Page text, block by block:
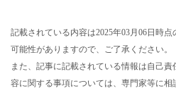
記載されている内容は2025年03月06日時
可能性がありますので、ご了承ください。
また、記事に記載されている情報は自己
容に関する事項については、専門家等に相